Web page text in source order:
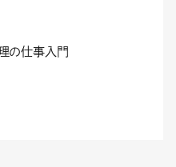
の仕事入門